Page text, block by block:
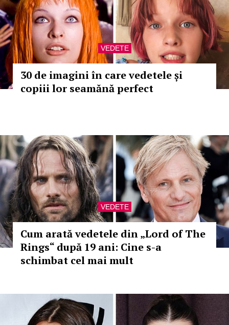
VEDETE
30 de imagini în care vedetele și
copiii lor seamănă perfect
VEDETE
Cum arată vedetele din „Lord of The
Rings“ după 19 ani: Cine s-a
schimbat cel mai mult